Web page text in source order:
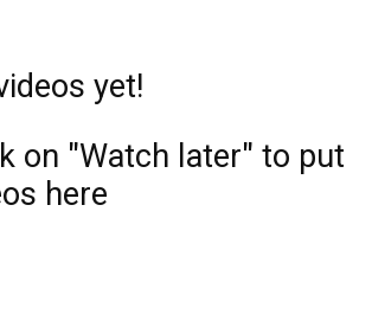
yet!
on "Watch later" to put
here